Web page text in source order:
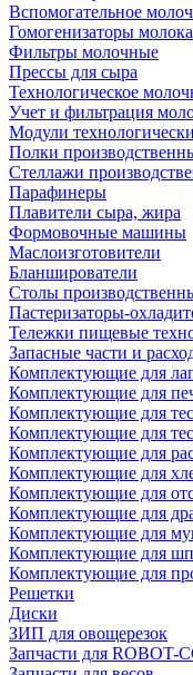
Вспомогательное
Гомогенизаторы молока
Фильтры молочные
Прессы для сыра
Технологическое
Учет и фильтрация
Модули
Полки
Стеллажи
Парафинеры
Плавители сыра, жира
Формовочные машины
Маслоизготовители
Бланширователи
Столы
Пастеризаторы-
Тележки пищевые
Запасные части и
Комплектующие для
Комплектующие для
Комплектующие для
Комплектующие для
Комплектующие для
Комплектующие для
Комплектующие для
Комплектующие для
Комплектующие для
Комплектующие для
Комплектующие для
Решетки
Диски
ЗИП для овощерезок
Запчасти для ROBOT-